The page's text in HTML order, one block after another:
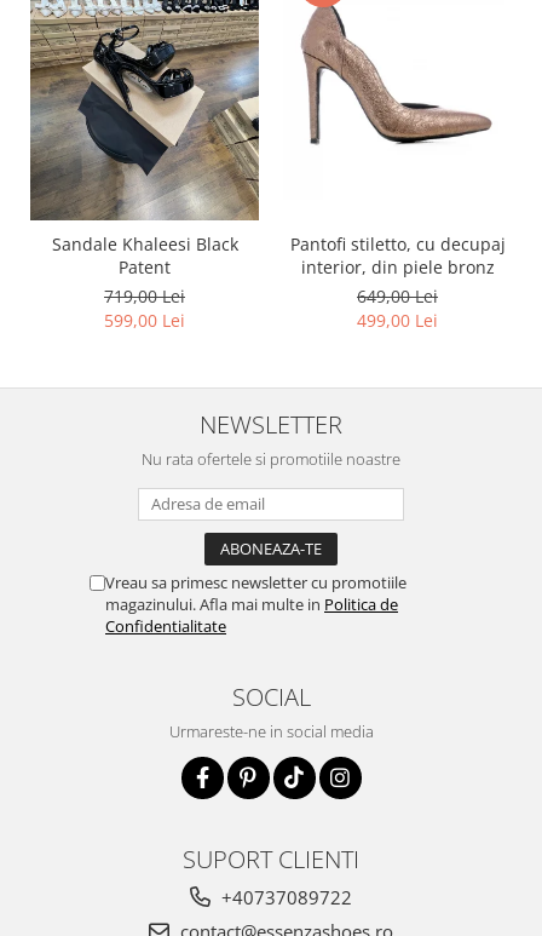
Sandale Khaleesi Black
Patent
719,00 Lei
599,00 Lei
Pantofi stiletto, cu decupaj
interior, din piele bronz
649,00 Lei
499,00 Lei
NEWSLETTER
Nu rata ofertele si promotiile noastre
Vreau sa primesc newsletter cu promotiile
magazinului. Afla mai multe in Politica de
Confidentialitate
SOCIAL
Urmareste-ne in social media
SUPORT CLIENTI
+40737089722